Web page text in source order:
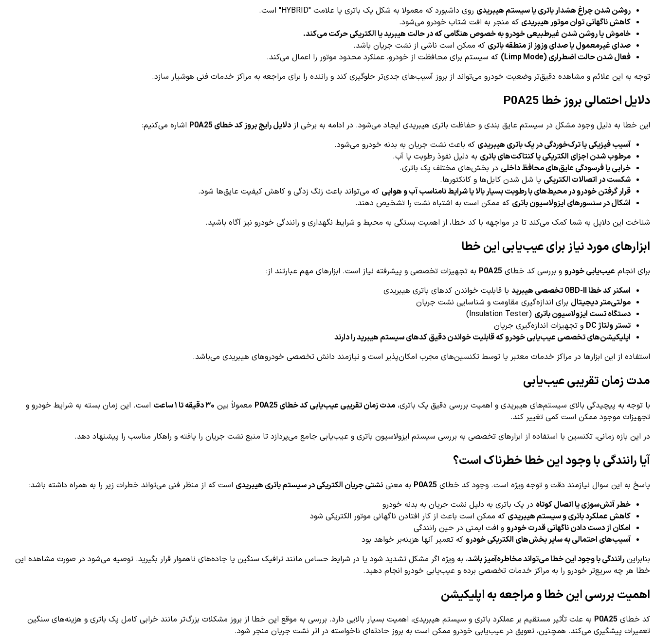
روشن شدن چراغ هشدار باتری یا سیستم هیبریدی روی داشبورد که معمولا به شکل یک باتری یا علامت "HYBRID" است.
کاهش ناگهانی توان موتور هیبریدی که منجر به افت شتاب خودرو می‌شود.
خاموش یا روشن شدن غیرطبیعی خودرو به خصوص هنگامی که در حالت هیبرید یا الکتریکی حرکت می‌کند.
صدای غیرمعمول یا صدای وزوز از منطقه باتری که ممکن است ناشی از نشت جریان باشد.
فعال شدن حالت اضطراری (Limp Mode)
که سیستم برای محافظت از خودرو، عملکرد محدود موتور را اعمال می‌کند.
توجه به این علائم و مشاهده دقیق‌تر وضعیت خودرو می‌تواند از بروز آسیب‌های جدی‌تر جلوگیری کند و راننده را برای مراجعه به مراکز خدمات فنی هوشیار سازد.
دلایل احتمالی بروز خطا P0A25
این خطا به دلیل وجود مشکل در سیستم عایق بندی و حفاظت باتری هیبریدی ایجاد می‌شود. در ادامه به برخی از دلایل رایج بروز کد خطای P0A25
اشاره می‌کنیم:
آسیب فیزیکی یا ترک‌خوردگی در پک باتری هیبریدی که باعث نشت جریان به بدنه خودرو می‌شود.
مرطوب شدن اجزای الکتریکی یا کنتاکت‌های باتری به دلیل نفوذ رطوبت یا آب.
خرابی یا فرسودگی عایق‌های محافظ داخلی در بخش‌های مختلف پک باتری.
شکست در اتصالات الکتریکی یا شل شدن کابل‌ها و کانکتورها.
قرار گرفتن خودرو در محیط‌های با رطوبت بسیار بالا یا شرایط نامناسب آب و هوایی که می‌تواند باعث زنگ زدگی و کاهش کیفیت عایق‌ها شود.
اشکال در سنسورهای ایزولاسیون باتری که ممکن است به اشتباه نشت را تشخیص دهند.
شناخت این دلایل به شما کمک می‌کند تا در مواجهه با کد خطا، از اهمیت بستگی به محیط و شرایط نگهداری و رانندگی خودرو نیز آگاه باشید.
ابزارهای مورد نیاز برای عیب‌یابی این خطا
برای انجام عیب‌یابی خودرو و بررسی کد خطای P0A25 به تجهیزات تخصصی و پیشرفته نیاز است. ابزارهای مهم عبارتند از:
اسکنر کد خطا OBD-II تخصصی هیبرید
با قابلیت خواندن کدهای باتری هیبریدی
مولتی‌متر دیجیتال برای اندازه‌گیری مقاومت و شناسایی نشت جریان
دستگاه تست ایزولاسیون باتری (Insulation Tester)
تستر ولتاژ DC
و تجهیزات اندازه‌گیری جریان
اپلیکیشن‌های تخصصی عیب‌یابی خودرو که قابلیت خواندن دقیق کدهای سیستم هیبرید را دارند
استفاده از این ابزارها در مراکز خدمات معتبر یا توسط تکنسین‌های مجرب امکان‌پذیر است و نیازمند دانش تخصصی خودروهای هیبریدی می‌باشد.
مدت زمان تقریبی عیب‌یابی
با توجه به پیچیدگی بالای سیستم‌های هیبریدی و اهمیت بررسی دقیق پک باتری، مدت زمان تقریبی عیب‌یابی کد خطای P0A25 معمولاً بین ۳۰ دقیقه تا ۱ ساعت
است. این زمان بسته به شرایط خودرو و
تجهیزات موجود ممکن است کمی تغییر کند.
در این بازه زمانی، تکنسین با استفاده از ابزارهای تخصصی به بررسی سیستم ایزولاسیون باتری و عیب‌یابی جامع می‌پردازد تا منبع نشت جریان را یافته و راهکار مناسب را پیشنهاد دهد.
آیا رانندگی با وجود این خطا خطرناک است؟
پاسخ به این سوال نیازمند دقت و توجه ویژه است. وجود کد خطای P0A25 به معنی نشتی جریان الکتریکی در سیستم باتری هیبریدی است که از منظر فنی می‌تواند خطرات زیر را به همراه داشته باشد:
خطر آتش‌سوزی یا اتصال کوتاه در پک باتری به دلیل نشت جریان به بدنه خودرو
کاهش عملکرد باتری و سیستم هیبریدی که ممکن است باعث از کار افتادن ناگهانی موتور الکتریکی شود
امکان از دست دادن ناگهانی قدرت خودرو و افت ایمنی در حین رانندگی
آسیب‌های احتمالی به سایر بخش‌های الکتریکی خودرو که تعمیر آنها هزینه‌بر خواهد بود
بنابراین رانندگی با وجود این خطا می‌تواند مخاطره‌آمیز باشد، به ویژه اگر مشکل تشدید شود یا در شرایط حساس مانند ترافیک سنگین یا جاده‌های ناهموار قرار بگیرید. توصیه می‌شود در صورت مشاهده این
خطا هر چه سریع‌تر خودرو را به مراکز خدمات تخصصی برده و عیب‌یابی خودرو انجام دهید.
اهمیت بررسی این خطا و مراجعه به اپلیکیشن
کد خطای P0A25 به علت تأثیر مستقیم بر عملکرد باتری و سیستم هیبریدی، اهمیت بسیار بالایی دارد. بررسی به موقع این خطا از بروز مشکلات بزرگ‌تر مانند خرابی کامل پک باتری و هزینه‌های سنگین
تعمیرات پیشگیری می‌کند. همچنین، تعویق در عیب‌یابی خودرو ممکن است به بروز حادثه‌ای ناخواسته در اثر نشت جریان منجر شود.